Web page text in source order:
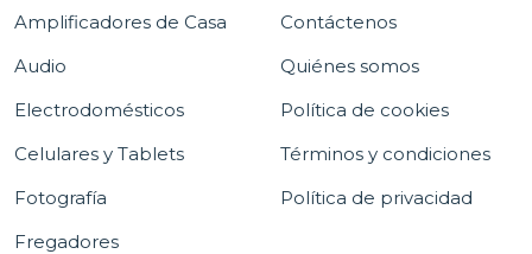
Amplificadores de Casa
Audio
Electrodomésticos
Celulares y Tablets
Fotografía
Fregadores
Contáctenos
Quiénes somos
Política de cookies
Términos y condiciones
Política de privacidad